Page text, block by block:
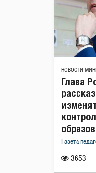
НОВОСТИ
3653
Глава
Газета